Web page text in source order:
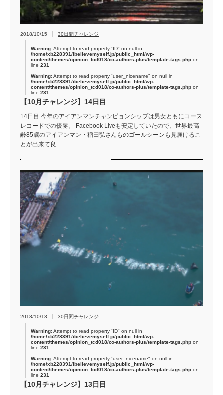
2018/10/15 30日間チャレンジ
Warning: Attempt to read property "ID" on null in
/home/xb228391/ibelievemyself.jp/public_html/wp-
content/themes/opinion_tcd018/co-authors-plus/template-tags.php on
line 231
Warning: Attempt to read property "user_nicename" on null in
/home/xb228391/ibelievemyself.jp/public_html/wp-
content/themes/opinion_tcd018/co-authors-plus/template-tags.php on
line 231
【10月チャレンジ】14日目
14日目 今年のアイアンマンチャンピョンシップは男女ともにコース
レコードでの優勝。 Facebook Liveも安定していたので、世界最高
齢85歳のアイアンマン・稲田弘さんものゴールシーンも見届けるこ
とが出来て良…
2018/10/13 30日間チャレンジ
Warning: Attempt to read property "ID" on null in
/home/xb228391/ibelievemyself.jp/public_html/wp-
content/themes/opinion_tcd018/co-authors-plus/template-tags.php on
line 231
Warning: Attempt to read property "user_nicename" on null in
/home/xb228391/ibelievemyself.jp/public_html/wp-
content/themes/opinion_tcd018/co-authors-plus/template-tags.php on
line 231
【10月チャレンジ】13日目